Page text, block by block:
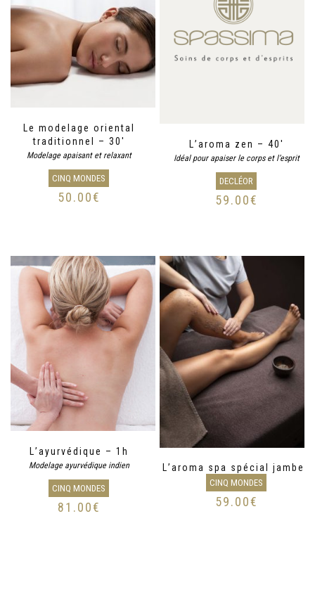
Le modelage oriental
traditionnel – 30′
Modelage apaisant et relaxant
CINQ MONDES
50.00€
L’aroma zen – 40′
Idéal pour apaiser le corps et l’esprit
DECLÉOR
59.00€
L’ayurvédique – 1h
Modelage ayurvédique indien
CINQ MONDES
81.00€
L’aroma spa spécial jambes
CINQ MONDES
59.00€